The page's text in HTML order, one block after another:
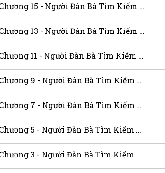
Chương 15 - Người Đàn Bà Tìm Kiếm An Nghỉ
Chương 13 - Người Đàn Bà Tìm Kiếm An Nghỉ
Chương 11 - Người Đàn Bà Tìm Kiếm An Nghỉ
Chương 9 - Người Đàn Bà Tìm Kiếm An Nghỉ
Chương 7 - Người Đàn Bà Tìm Kiếm An Nghỉ
Chương 5 - Người Đàn Bà Tìm Kiếm An Nghỉ
Chương 3 - Người Đàn Bà Tìm Kiếm An Nghỉ